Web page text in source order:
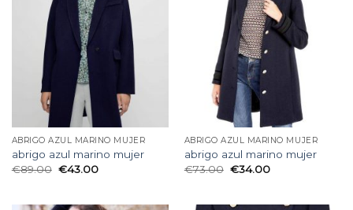
ABRIGO AZUL MARINO MUJER
abrigo azul marino mujer
€89.00 €43.00
ABRIGO AZUL MARINO MUJER
abrigo azul marino mujer
€73.00 €34.00